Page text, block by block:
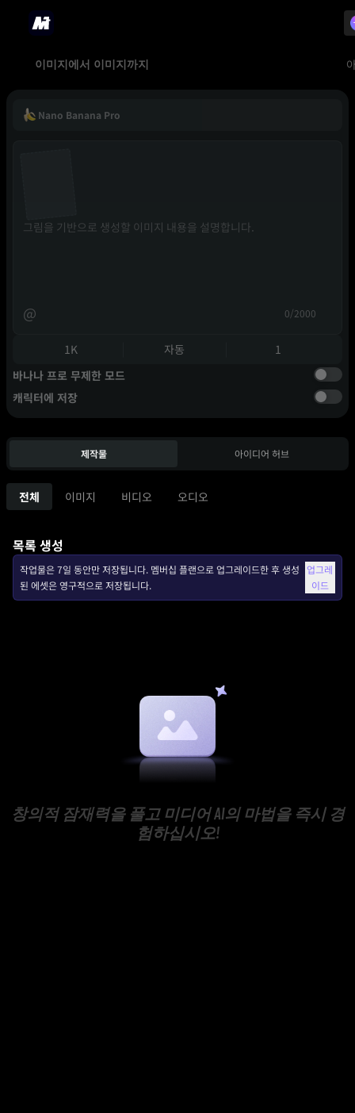
이미지에서 이미지까지
Nano Banana Pro
@ 0/2000
1K 자동
1
바나나 프로 무제한 모드
캐릭터에 저장
제작물 아이디어 허브
전체 이미지 비디오 오디오
목록 생성
작업물은 7일 동안만 저장됩니다. 멤버십 플랜으로 업그레이드한 후 생성
된 에셋은 영구적으로 저장됩니다.
업그레
이드
창의적 잠재력을 풀고 미디어 AI의 마법을 즉시 경
험하십시오!